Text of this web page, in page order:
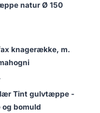
natur Ø 150
knagerække, m.
Tint gulvtæppe -
bomuld